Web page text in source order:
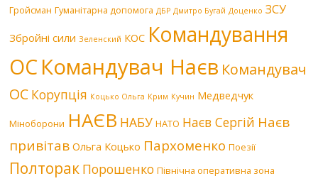
Гройсман Гуманітарна допомога ДБР Дмитро Бугай Доценко ЗСУ
Збройні сили Зеленский КОС Командування
ОС Командувач Наєв Командувач
ОС Корупція Коцько Ольга Крим Кучин Медведчук
Міноборони НАЄВ НАБУ НАТО Наєв Сергій Наєв
привітав Ольга Коцько Пархоменко Поезії
Полторак Порошенко Північна оперативна зона